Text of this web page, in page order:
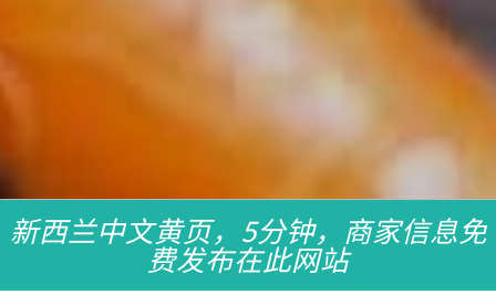
新西兰中文黄页，5分钟，商家信息免
费发布在此网站